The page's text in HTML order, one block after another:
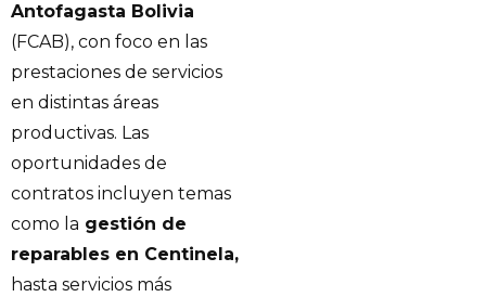
Antofagasta Bolivia
(FCAB), con foco en las
prestaciones de servicios
en distintas áreas
productivas. Las
oportunidades de
contratos incluyen temas
como la gestión de
reparables en Centinela,
hasta servicios más